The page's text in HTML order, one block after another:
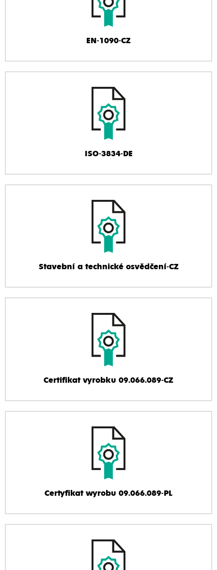
EN-1090-CZ
ISO-3834-DE
Stavební a technické osvědčení-CZ
Certifikat vyrobku 09.066.089-CZ
Certyfikat wyrobu 09.066.089-PL